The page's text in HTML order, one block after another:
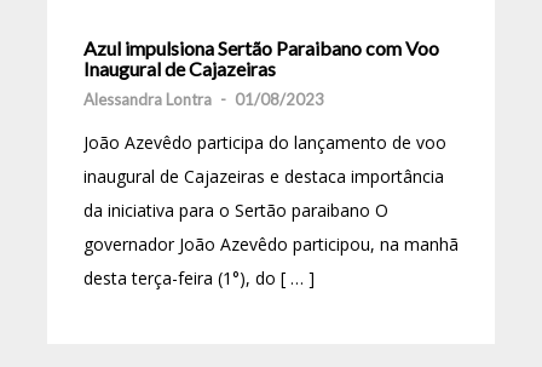
Azul impulsiona Sertão Paraibano com Voo
Inaugural de Cajazeiras
Alessandra Lontra - 01/08/2023
João Azevêdo participa do lançamento de voo
inaugural de Cajazeiras e destaca importância
da iniciativa para o Sertão paraibano O
governador João Azevêdo participou, na manhã
desta terça-feira (1°), do [ … ]